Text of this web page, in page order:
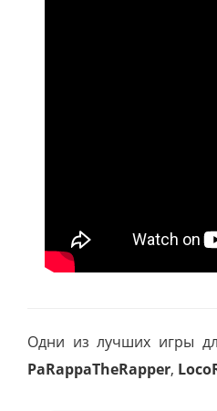
Одни из лучших игры
PaRappaTheRapper,